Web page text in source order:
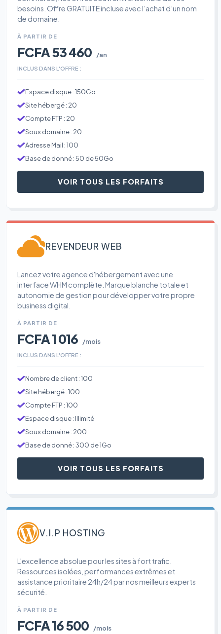
besoins. Offre GRATUITE incluse avec l’achat d’un nom
de domaine.
À PARTIR DE
FCFA 53 460 /an
INCLUS DANS L'OFFRE :
Espace disque : 150Go
Site hébergé : 20
Compte FTP : 20
Sous domaine : 20
Adresse Mail : 100
Base de donné : 50 de 50Go
VOIR TOUS LES FORFAITS
REVENDEUR WEB
Lancez votre agence d'hébergement avec une
interface WHM complète. Marque blanche totale et
autonomie de gestion pour développer votre propre
business digital.
À PARTIR DE
FCFA 1 016 /mois
INCLUS DANS L'OFFRE :
Nombre de client : 100
Site hébergé : 100
Compte FTP : 100
Espace disque : Illimité
Sous domaine : 200
Base de donné : 300 de 1Go
VOIR TOUS LES FORFAITS
V.I.P HOSTING
L'excellence absolue pour les sites à fort trafic.
Ressources isolées, performances extrêmes et
assistance prioritaire 24h/24 par nos meilleurs experts
sécurité.
À PARTIR DE
FCFA 16 500 /mois